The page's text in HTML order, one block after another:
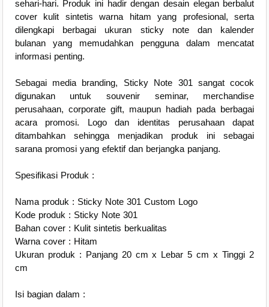
sehari-hari. Produk ini hadir dengan desain elegan berbalut
cover kulit sintetis warna hitam yang profesional, serta
dilengkapi berbagai ukuran sticky note dan kalender
bulanan yang memudahkan pengguna dalam mencatat
informasi penting.
Sebagai media branding, Sticky Note 301 sangat cocok
digunakan untuk souvenir seminar, merchandise
perusahaan, corporate gift, maupun hadiah pada berbagai
acara promosi. Logo dan identitas perusahaan dapat
ditambahkan sehingga menjadikan produk ini sebagai
sarana promosi yang efektif dan berjangka panjang.
Spesifikasi Produk :
Nama produk : Sticky Note 301 Custom Logo
Kode produk : Sticky Note 301
Bahan cover : Kulit sintetis berkualitas
Warna cover : Hitam
Ukuran produk : Panjang 20 cm x Lebar 5 cm x Tinggi 2
cm
Isi bagian dalam :